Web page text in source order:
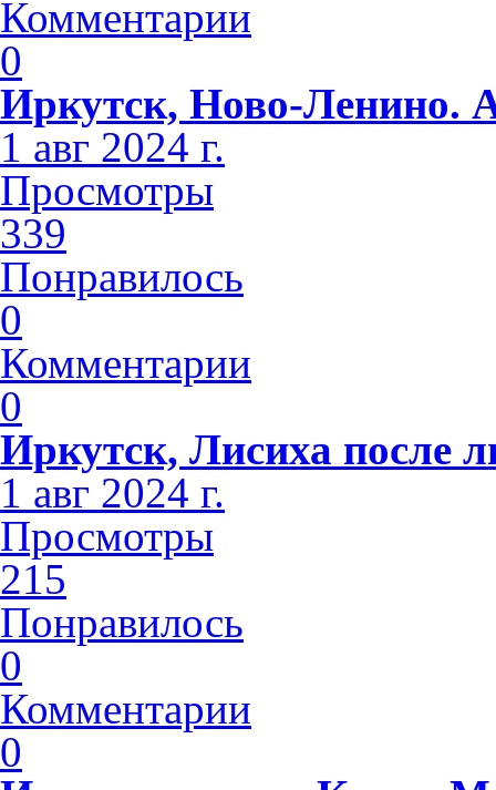
Комментарии
0
Иркутск, Ново-Ленино.
1 авг 2024 г.
Просмотры
339
Понравилось
0
Комментарии
0
Иркутск, Лисиха после
1 авг 2024 г.
Просмотры
215
Понравилось
0
Комментарии
0